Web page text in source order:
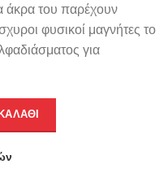
άκρα του παρέχουν
φυσικοί μαγνήτες το
για